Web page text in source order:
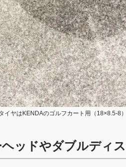
イヤはKENDAのゴルフカート用（18×8.5-8
ッドやダブルディ